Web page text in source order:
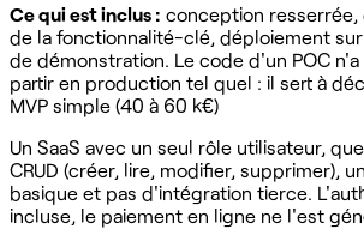
Ce qui est inclus : conception
de la fonctionnalité-clé, déploiement
de démonstration. Le code d'un POC
partir en production tel quel : il sert à
MVP simple (40 à 60 k€)
Un SaaS avec un seul rôle utilisateur,
CRUD (créer, lire, modifier, supprimer),
basique et pas d'intégration tierce.
incluse, le paiement en ligne ne l'est